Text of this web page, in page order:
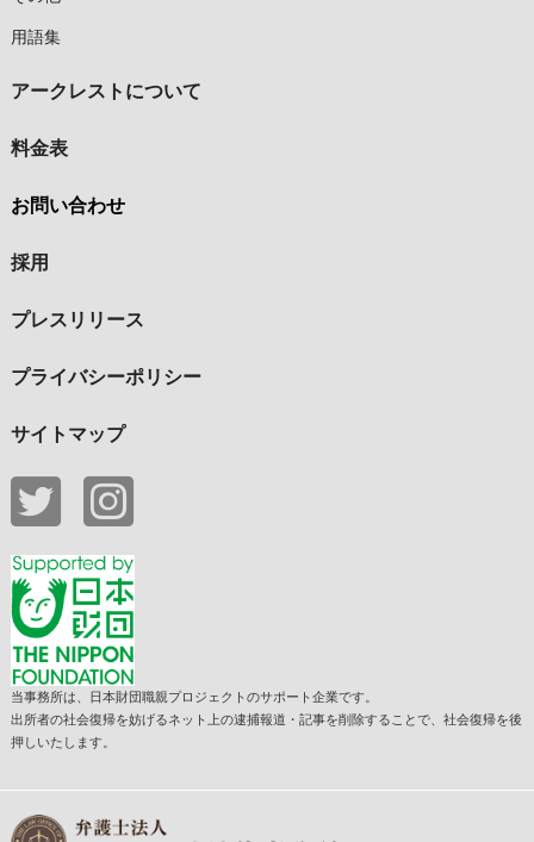
用語集
アークレストについて
料金表
お問い合わせ
採用
プレスリリース
プライバシーポリシー
サイトマップ
当事務所は、日本財団職親プロジェクトのサポート企業です。
出所者の社会復帰を妨げるネット上の逮捕報道・記事を削除することで、社会復帰を後
押しいたします。